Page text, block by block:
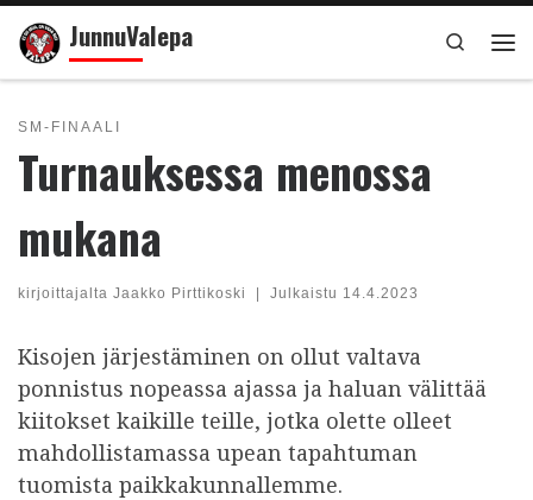
Skip to content
JunnuValepa
Search
SM-FINAALI
Turnauksessa menossa
mukana
kirjoittajalta Jaakko Pirttikoski Julkaistu 14.4.2023
Kisojen järjestäminen on ollut valtava
ponnistus nopeassa ajassa ja haluan välittää
kiitokset kaikille teille, jotka olette olleet
mahdollistamassa upean tapahtuman
tuomista paikkakunnallemme.